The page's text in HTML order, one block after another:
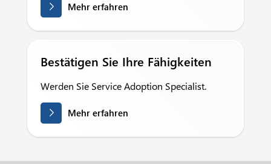
Mehr erfahren
Bestätigen Sie Ihre Fähigkeiten
Werden Sie Service Adoption Specialist.
Mehr erfahren